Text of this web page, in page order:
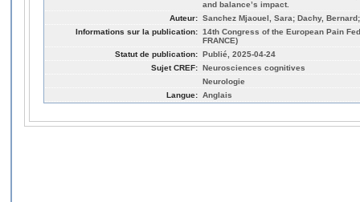
and balance’s impact.
Auteur: Sanchez Mjaouel, Sara; Dachy,
Informations sur la publication: 14th Congress of the European Pain
FRANCE)
Statut de publication: Publié, 2025-04-24
Sujet CREF: Neurosciences cognitives
Neurologie
Langue: Anglais